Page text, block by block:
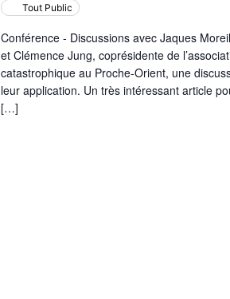
Tout Public
Conférence - Discussions avec Jaques
et Clémence Jung, coprésidente de
catastrophique au Proche-Orient, une
leur application. Un très intéressant article
[…]